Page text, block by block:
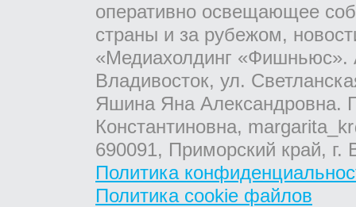
оперативно освещающее
страны и за рубежом,
«Медиахолдинг «Фишньюс».
Владивосток, ул.
Яшина Яна Александровна.
Константиновна,
690091, Приморский край,
Политика
Политика cookie файлов